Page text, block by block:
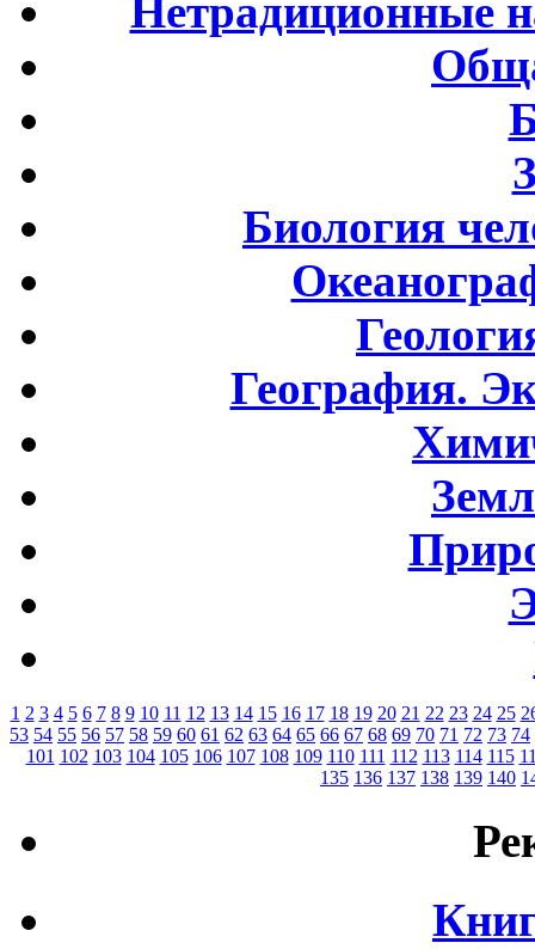
Нетрадиционные
Биология
География.
1 2 3 4 5 6 7 8 9 10 11 12 13 14 15 16 17 18 19 20 21 22 23 24 25
53 54 55 56 57 58 59 60 61 62 63 64 65 66 67 68 69 70 71 72 73 74
101 102 103 104 105 106 107 108 109 110 111 112 113 114 115
135 136 137 138 139 140